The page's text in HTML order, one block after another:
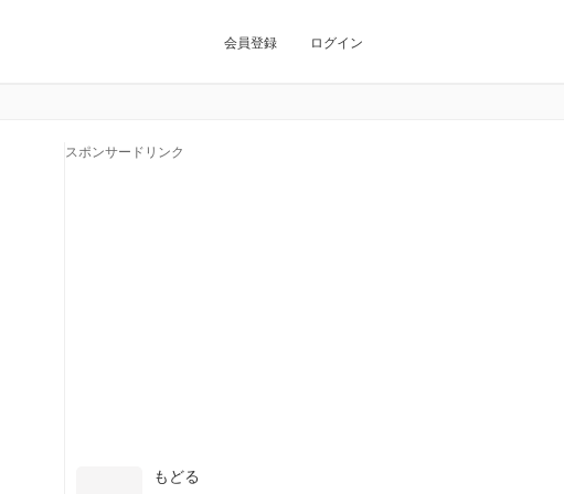
会員登録 ログイン
スポンサードリンク
もどる